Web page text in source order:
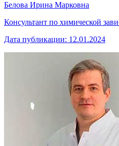
Белова Ирина Марковна
Консультант по химической
Дата публикации: 12.01.2024